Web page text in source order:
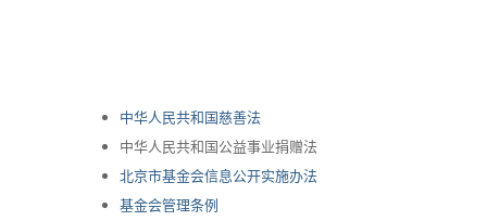
中华人民共和国慈善法
中华人民共和国公益事业捐赠法
北京市基金会信息公开实施办法
基金会管理条例